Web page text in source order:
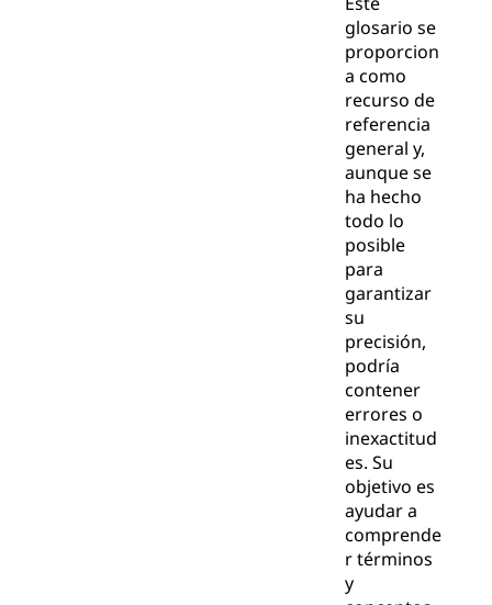
glosario se
proporcion
a como
recurso de
referencia
general y,
aunque se
ha hecho
todo lo
posible
para
garantizar
su
precisión,
podría
contener
errores o
inexactitud
es. Su
objetivo es
ayudar a
comprende
r términos
y